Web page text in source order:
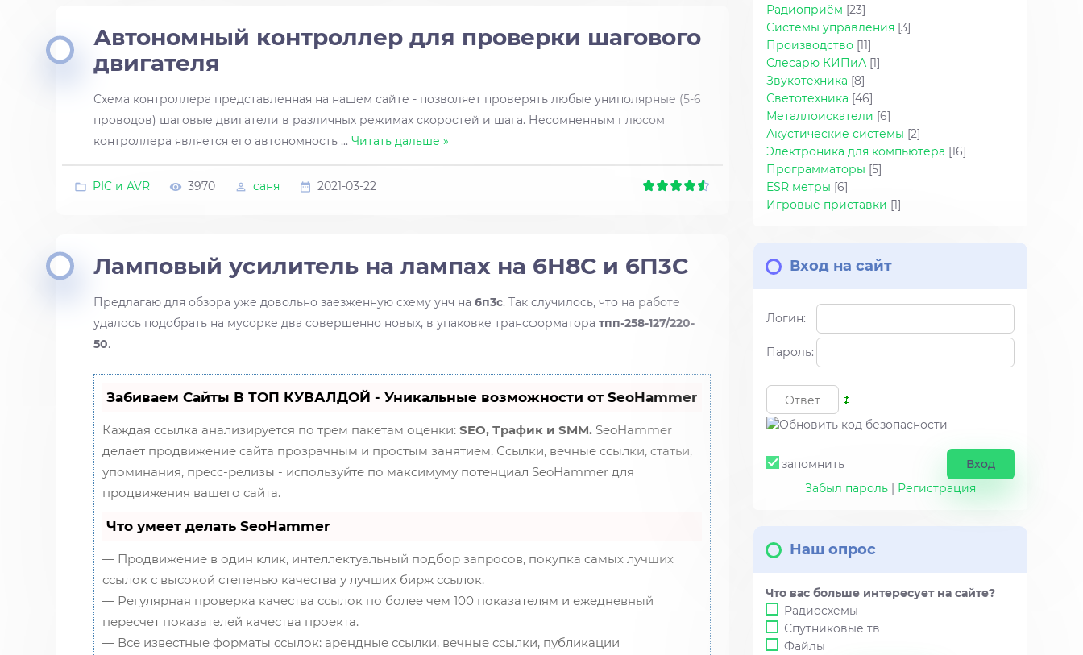
Автономный контроллер для проверки шагового
двигателя
Схема контроллера представленная на нашем сайте - позволяет проверять любые униполярные (5-6
проводов) шаговые двигатели в различных режимах скоростей и шага. Несомненным плюсом
контроллера является его автономность ... Читать дальше »
PIC и AVR 3970 саня 2021-03-22
Ламповый усилитель на лампах на 6Н8С и 6П3С
Предлагаю для обзора уже довольно заезженную схему унч на 6п3с. Так случилось, что на работе
удалось подобрать на мусорке два совершенно новых, в упаковке трансформатора тпп-258-127/220-
50.
Забиваем Сайты В ТОП КУВАЛДОЙ - Уникальные возможности от SeoHammer
Каждая ссылка анализируется по трем пакетам оценки: SEO, Трафик и SMM.SeoHammer
делает продвижение сайта прозрачным и простым занятием. Ссылки, вечные ссылки, статьи,
упоминания, пресс-релизы - используйте по максимуму потенциал SeoHammer для
продвижения вашего сайта.
Что умеет делать SeoHammer
— Продвижение в один клик, интеллектуальный подбор запросов, покупка самых лучших
ссылок с высокой степенью качества у лучших бирж ссылок.
— Регулярная проверка качества ссылок по более чем 100 показателям и ежедневный
пересчет показателей качества проекта.
— Все известные форматы ссылок: арендные ссылки, вечные ссылки, публикации
Радиоприём [23]
Системы управления [3]
Производство [11]
Слесарю КИПиА [1]
Звукотехника [8]
Светотехника [46]
Металлоискатели [6]
Акустические системы [2]
Электроника для компьютера [16]
Программаторы [5]
ESR метры [6]
Игровые приставки [1]
Вход на сайт
Логин:
Пароль:
запомнить
Забыл пароль | Регистрация
Наш опрос
Что вас больше интересует на сайте?
Радиосхемы
Спутниковые тв
Файлы